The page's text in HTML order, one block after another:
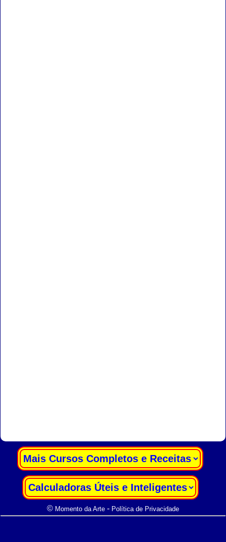
© Momento da Arte- Política de Privacidade